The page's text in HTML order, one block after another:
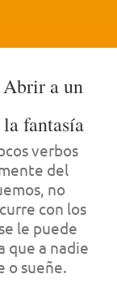
a un
fantasía
verbos
del
no
con los
le puede
que a nadie
o sueñe.